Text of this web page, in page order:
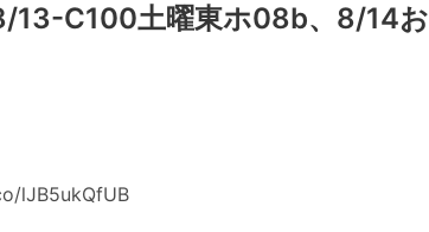
13-C100土曜東ホ08b、8/14お
lJB5ukQfUB